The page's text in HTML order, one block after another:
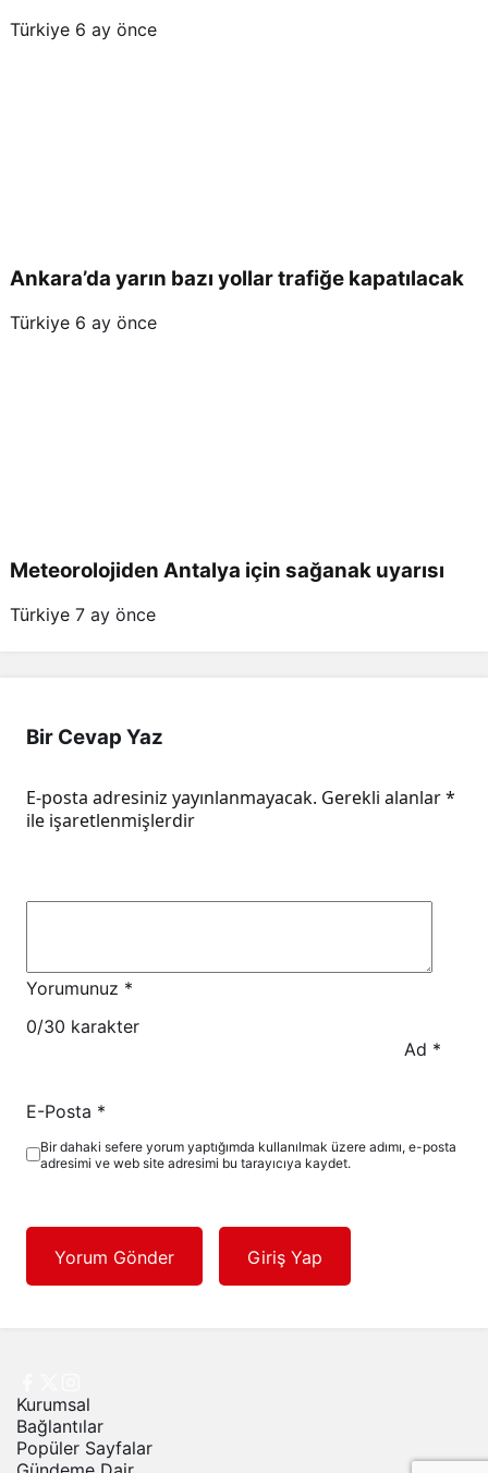
Türkiye 6 ay önce
Ankara’da yarın bazı yollar trafiğe kapatılacak
Türkiye 6 ay önce
Meteorolojiden Antalya için sağanak uyarısı
Türkiye 7 ay önce
Bir Cevap Yaz
E-posta adresiniz yayınlanmayacak. Gerekli alanlar*
ile işaretlenmişlerdir
Yorumunuz *
0/30 karakter
Ad *
E-Posta *
Bir dahaki sefere yorum yaptığımda kullanılmak üzere adımı, e-posta
adresimi ve web site adresimi bu tarayıcıya kaydet.
Yorum Gönder Giriş Yap
Kurumsal
Bağlantılar
Popüler Sayfalar